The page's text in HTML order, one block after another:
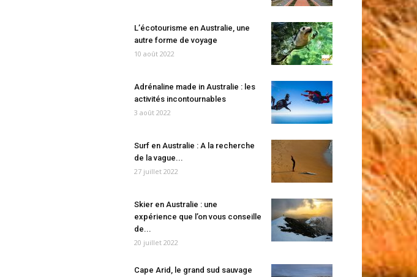
L’écotourisme en Australie, une
autre forme de voyage
10 août 2022
Adrénaline made in Australie : les
activités incontournables
3 août 2022
Surf en Australie : A la recherche
de la vague...
27 juillet 2022
Skier en Australie : une
expérience que l’on vous conseille
de...
20 juillet 2022
Cape Arid, le grand sud sauvage